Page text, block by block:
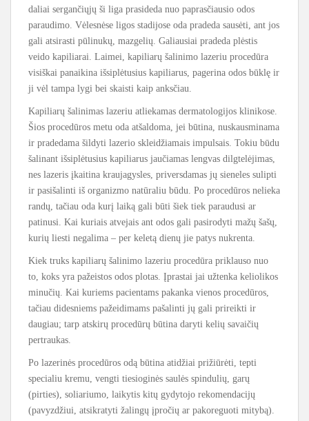
daliai sergančiųjų ši liga prasideda nuo paprasčiausio odos
paraudimo. Vėlesnėse ligos stadijose oda pradeda sausėti, ant jos
gali atsirasti pūlinukų, mazgelių. Galiausiai pradeda plėstis
veido kapiliarai. Laimei, kapiliarų šalinimo lazeriu procedūra
visiškai panaikina išsiplėtusius kapiliarus, pagerina odos būklę ir
ji vėl tampa lygi bei skaisti kaip anksčiau.
Kapiliarų šalinimas lazeriu atliekamas dermatologijos klinikose.
Šios procedūros metu oda atšaldoma, jei būtina, nuskausminama
ir pradedama šildyti lazerio skleidžiamais impulsais. Tokiu būdu
šalinant išsiplėtusius kapiliarus jaučiamas lengvas dilgtelėjimas,
nes lazeris įkaitina kraujagysles, priversdamas jų sieneles sulipti
ir pasišalinti iš organizmo natūraliu būdu. Po procedūros nelieka
randų, tačiau oda kurį laiką gali būti šiek tiek paraudusi ar
patinusi. Kai kuriais atvejais ant odos gali pasirodyti mažų šašų,
kurių liesti negalima – per keletą dienų jie patys nukrenta.
Kiek truks kapiliarų šalinimo lazeriu procedūra priklauso nuo
to, koks yra pažeistos odos plotas. Įprastai jai užtenka keliolikos
minučių. Kai kuriems pacientams pakanka vienos procedūros,
tačiau didesniems pažeidimams pašalinti jų gali prireikti ir
daugiau; tarp atskirų procedūrų būtina daryti kelių savaičių
pertraukas.
Po lazerinės procedūros odą būtina atidžiai prižiūrėti, tepti
specialiu kremu, vengti tiesioginės saulės spindulių, garų
(pirties), soliariumo, laikytis kitų gydytojo rekomendacijų
(pavyzdžiui, atsikratyti žalingų įpročių ar pakoreguoti mitybą).